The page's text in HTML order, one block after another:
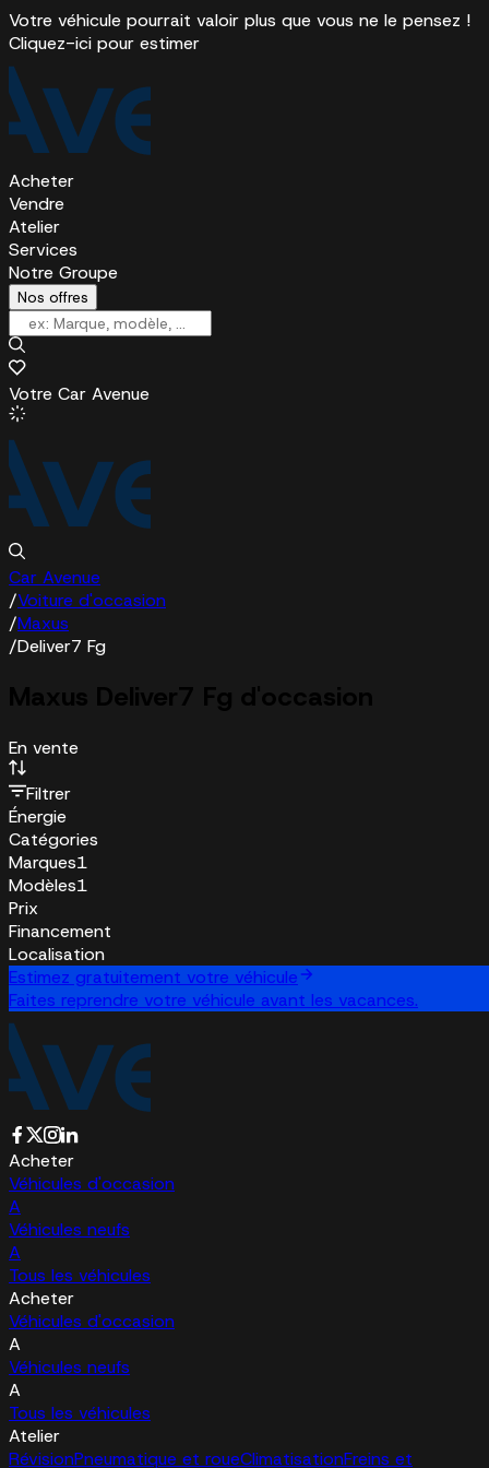
Votre véhicule pourrait valoir plus que vous ne le pensez !
Cliquez-ici pour estimer
Acheter
Vendre
Atelier
Services
Notre Groupe
Nos offres
Votre Car Avenue
Car Avenue
/Voiture d'occasion
/Maxus
/Deliver7 Fg
En vente
Filtrer
Énergie
Catégories
Marques1
Modèles1
Prix
Financement
Localisation
Estimez gratuitement votre véhicule
Faites reprendre votre véhicule avant les vacances.
Acheter
Véhicules d'occasion
A
Véhicules neufs
A
Tous les véhicules
Acheter
Véhicules d'occasion
A
Véhicules neufs
A
Tous les véhicules
Atelier
RévisionPneumatique et roueClimatisationFreins et